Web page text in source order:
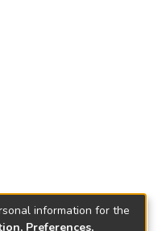
information for the
Preferences,